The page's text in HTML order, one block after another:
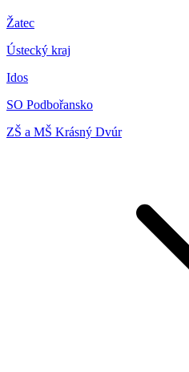
Žatec
Ústecký kraj
Idos
SO Podbořansko
ZŠ a MŠ Krásný Dvúr